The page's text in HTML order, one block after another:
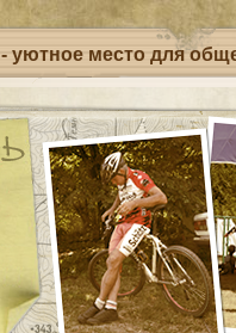
- уютное место для